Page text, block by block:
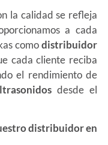
la calidad se refleja
a cada
comodistribuidor
cada cliente reciba
el rendimiento de
desde el
distribuidor en